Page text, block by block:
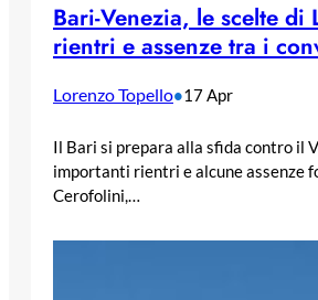
Bari-Venezia, le scelte di
rientri e assenze tra i
Lorenzo Topello•17 Apr
Il Bari si prepara alla sfida contro il
importanti rientri e alcune assenze
Cerofolini,…